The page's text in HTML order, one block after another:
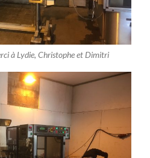
à Lydie, Christophe et Dimitri